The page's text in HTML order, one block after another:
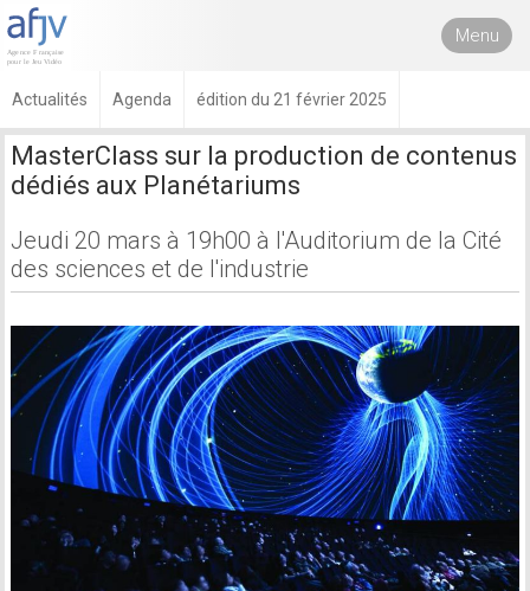
Menu
Actualités Agenda édition du 21 février 2025
MasterClass sur la production de contenus
dédiés aux Planétariums
Jeudi 20 mars à 19h00 à l'Auditorium de la Cité
des sciences et de l'industrie